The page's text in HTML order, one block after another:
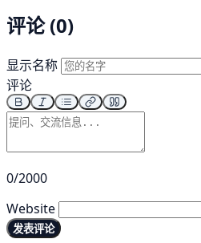
评论 (0)
显示名称
评论
0/2000
Website
发表评论